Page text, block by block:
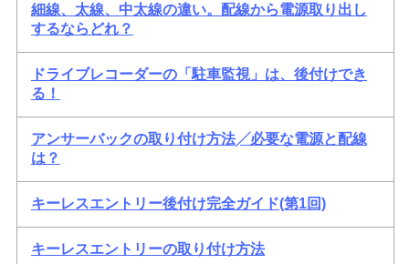
細線、太線、中太線の違い。配線から電源取り出し
するならどれ？
ドライブレコーダーの「駐車監視」は、後付けでき
る！
アンサーバックの取り付け方法╱必要な電源と配線
は？
キーレスエントリー後付け完全ガイド(第1回)
キーレスエントリーの取り付け方法